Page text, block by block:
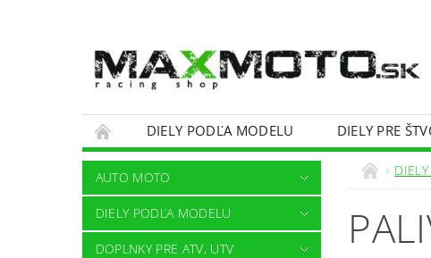
DIELY PODĽA MODELU DIELY PRE
OBCHODNÉ PODMIENKY
KONTAKTY
AUTO MOTO
DIELY PODĽA MODELU
DOPLNKY PRE ATV, UTV